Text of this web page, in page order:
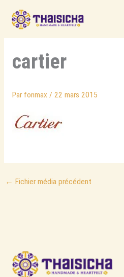
cartier
Par fonmax / 22 mars 2015
← Fichier média précédent